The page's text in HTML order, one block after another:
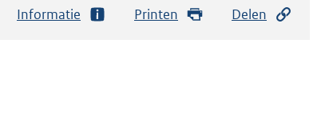
Informatie Printen Delen